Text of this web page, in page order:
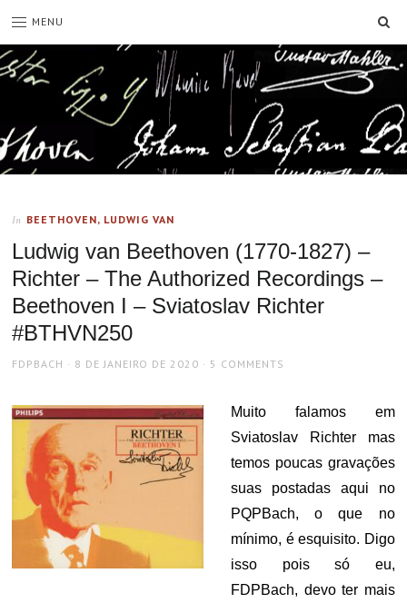
MENU
In BEETHOVEN, LUDWIG VAN
Ludwig van Beethoven (1770-1827) –
Richter – The Authorized Recordings –
Beethoven I – Sviatoslav Richter
#BTHVN250
AUTHOR
FDPBACH
POSTED
8 DE JANEIRO DE 2020 5 COMMENTS
Muito falamos em
Sviatoslav Richter mas
temos poucas gravações
suas postadas aqui no
PQPBach, o que no
mínimo, é esquisito. Digo
isso pois só eu,
FDPBach, devo ter mais